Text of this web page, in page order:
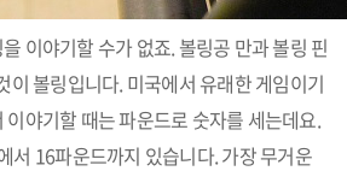
이야기할 수가 없죠. 볼링공 만과 볼링 핀
이 볼링입니다. 미국에서 유래한 게임이기
야기할 때는 파운드로 숫자를 세는데요.
서 16파운드까지 있습니다. 가장 무거운